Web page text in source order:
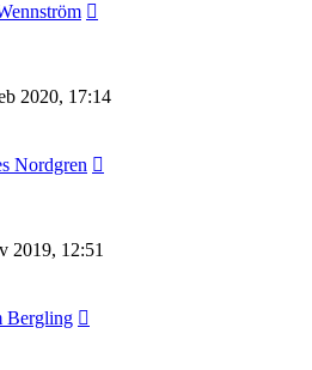
2020, 17:14
Nordgren
2019, 12:51
Bergling